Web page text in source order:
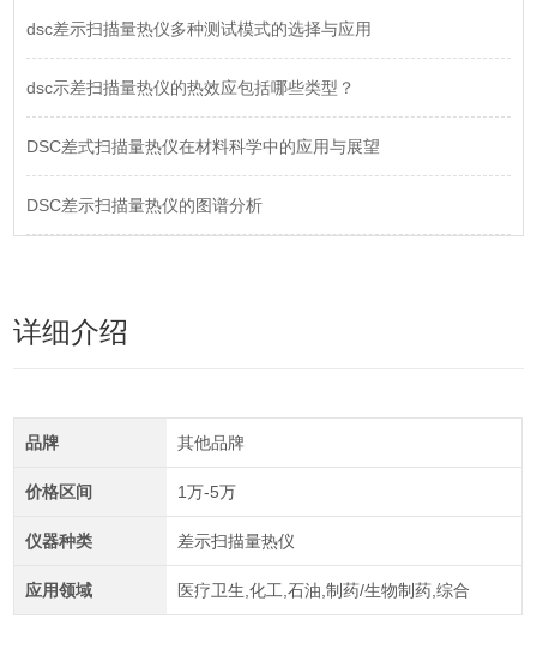
dsc差示扫描量热仪多种测试模式的选择与应用
dsc示差扫描量热仪的热效应包括哪些类型？
DSC差式扫描量热仪在材料科学中的应用与展望
DSC差示扫描量热仪的图谱分析
详细介绍
品牌 其他品牌
价格区间 1万-5万
仪器种类 差示扫描量热仪
应用领域 医疗卫生,化工,石油,制药/生物制药,综合